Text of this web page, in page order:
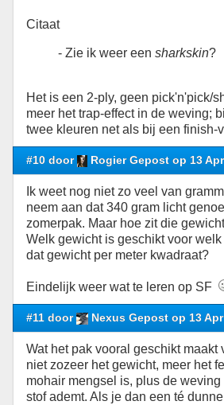
Citaat
- Zie ik weer een sharkskin?
Het is een 2-ply, geen pick'n'pick/
meer het trap-effect in de weving;
twee kleuren net als bij een finish-
#10 door Rogier Gepost op 13
Ik weet nog niet zo veel van
neem aan dat 340 gram licht
zomerpak. Maar hoe zit die
Welk gewicht is geschikt voor
dat gewicht per meter kwadraat?
Eindelijk weer wat te leren op SF
#11 door Nexus Gepost op 13
Wat het pak vooral geschikt maakt
niet zozeer het gewicht, meer het
mohair mengsel is, plus de
stof ademt. Als je dan een té